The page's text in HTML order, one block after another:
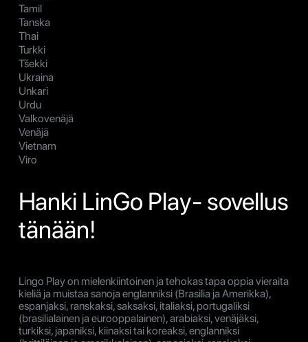
Tamil
Tanska
Thai
Turkki
Tšekki
Ukraina
Unkari
Urdu
Valkovenäjä
Venäjä
Vietnam
Viro
Hanki LinGo Play- sovellus
tänään!
Lingo Play on mielenkiintoinen ja tehokas tapa oppia vieraita
kieliä ja muistaa sanoja englanniksi (Brasilia ja Amerikka),
espanjaksi, ranskaksi, saksaksi, italiaksi, portugaliksi
(brasilialainen ja eurooppalainen), arabiaksi, venäjäksi,
turkiksi, japaniksi, kiinaksi tai koreaksi, englanniksi